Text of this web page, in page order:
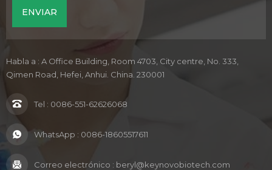
Habla a : A Office Building, Room 4703, City centre, No. 333,
Qimen Road, Hefei, Anhui. China. 230001
Tel : 0086-551-62626068
WhatsApp : 0086-18605517611
Correo electrónico : beryl@keynovobiotech.com